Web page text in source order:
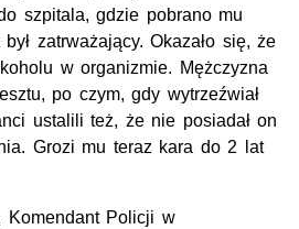
szpitala, gdzie pobrano mu
zatrważający. Okazało się, że
w organizmie. Mężczyzna
po czym, gdy wytrzeźwiał
ustalili też, że nie posiadał on
Grozi mu teraz kara do 2 lat
Komendant Policji w